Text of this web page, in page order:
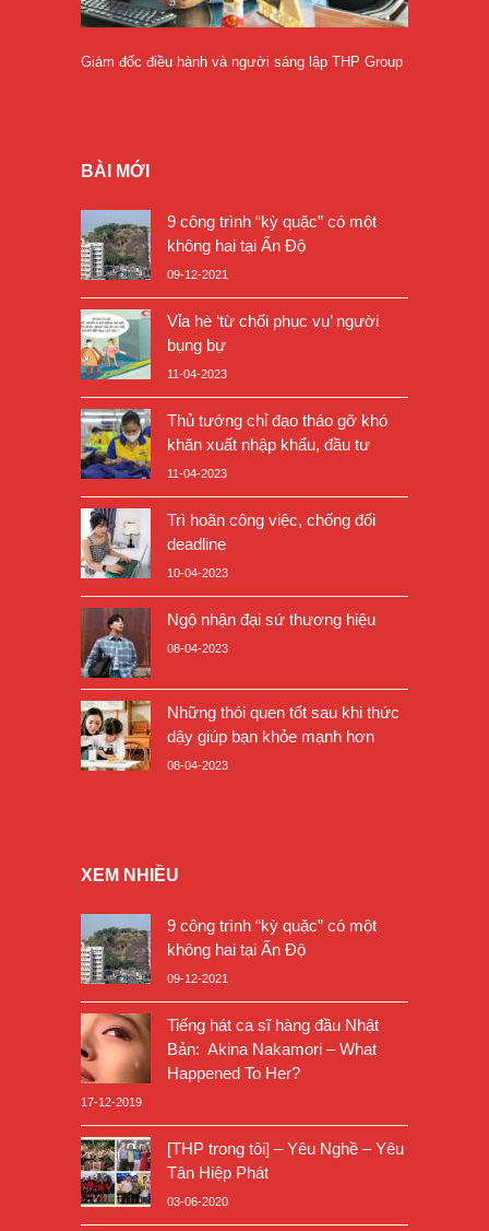
Giám đốc điều hành và người sáng lập THP Group
BÀI MỚI
9 công trình “kỳ quặc” có một
không hai tại Ấn Độ
09-12-2021
Vỉa hè ‘từ chối phục vụ’ người
bụng bự
11-04-2023
Thủ tướng chỉ đạo tháo gỡ khó
khăn xuất nhập khẩu, đầu tư
11-04-2023
Trì hoãn công việc, chống đối
deadline
10-04-2023
Ngộ nhận đại sứ thương hiệu
08-04-2023
Những thói quen tốt sau khi thức
dậy giúp bạn khỏe mạnh hơn
08-04-2023
XEM NHIỀU
9 công trình “kỳ quặc” có một
không hai tại Ấn Độ
09-12-2021
Tiếng hát ca sĩ hàng đầu Nhật
Bản: Akina Nakamori – What
Happened To Her?
17-12-2019
[THP trong tôi] – Yêu Nghề – Yêu
Tân Hiệp Phát
03-06-2020